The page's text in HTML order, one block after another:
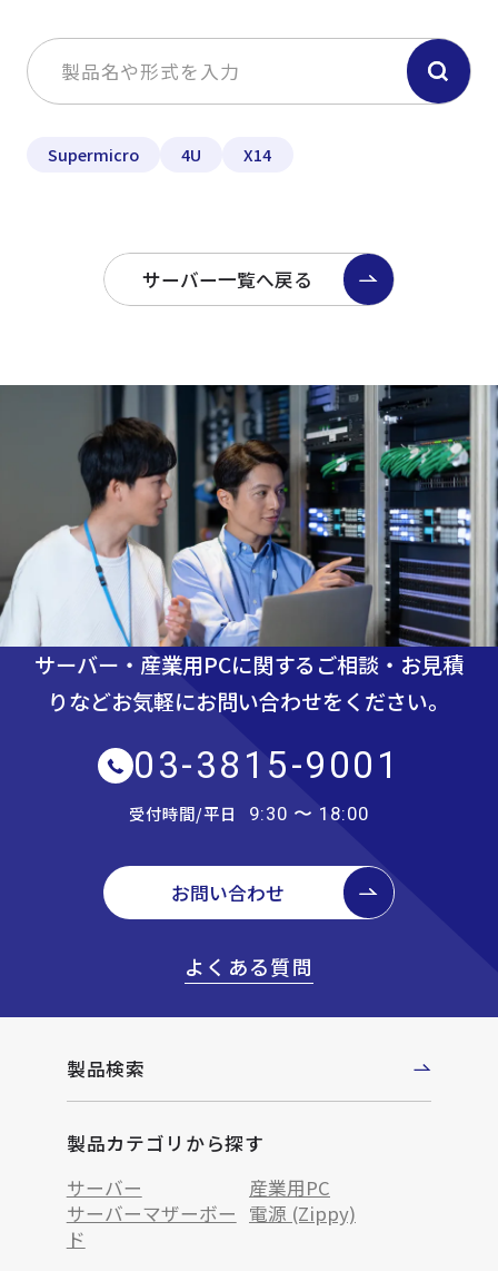
Supermicro 4U X14
サーバー一覧へ戻る
サーバー・産業用PCに関するご相談・お見積
りなどお気軽にお問い合わせをください。
03-3815-9001
受付時間/平日 9:30 〜 18:00
お問い合わせ
よくある質問
製品検索
製品カテゴリから探す
サーバー
産業用PC
サーバーマザーボー
ド
電源 (Zippy)